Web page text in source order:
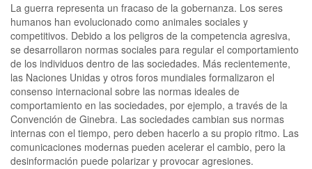
La guerra representa un fracaso de la gobernanza. Los seres
humanos han evolucionado como animales sociales y
competitivos. Debido a los peligros de la competencia agresiva,
se desarrollaron normas sociales para regular el comportamiento
de los individuos dentro de las sociedades. Más recientemente,
las Naciones Unidas y otros foros mundiales formalizaron el
consenso internacional sobre las normas ideales de
comportamiento en las sociedades, por ejemplo, a través de la
Convención de Ginebra. Las sociedades cambian sus normas
internas con el tiempo, pero deben hacerlo a su propio ritmo. Las
comunicaciones modernas pueden acelerar el cambio, pero la
desinformación puede polarizar y provocar agresiones.